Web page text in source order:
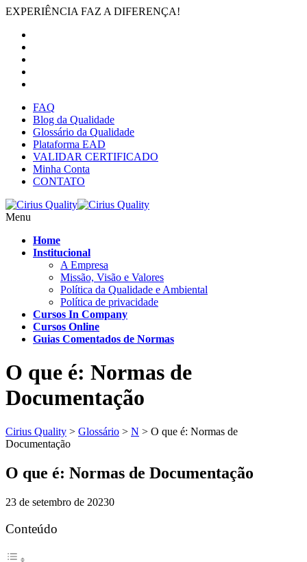
EXPERIÊNCIA FAZ A DIFERENÇA!
FAQ
Blog da Qualidade
Glossário da Qualidade
Plataforma EAD
VALIDAR CERTIFICADO
Minha Conta
CONTATO
Menu
Home
Institucional
A Empresa
Missão, Visão e Valores
Política da Qualidade e Ambiental
Política de privacidade
Cursos In Company
Cursos Online
Guias Comentados de Normas
O que é: Normas de
Documentação
Cirius Quality > Glossário > N > O que é: Normas de
Documentação
O que é: Normas de Documentação
23 de setembro de 20230
Conteúdo